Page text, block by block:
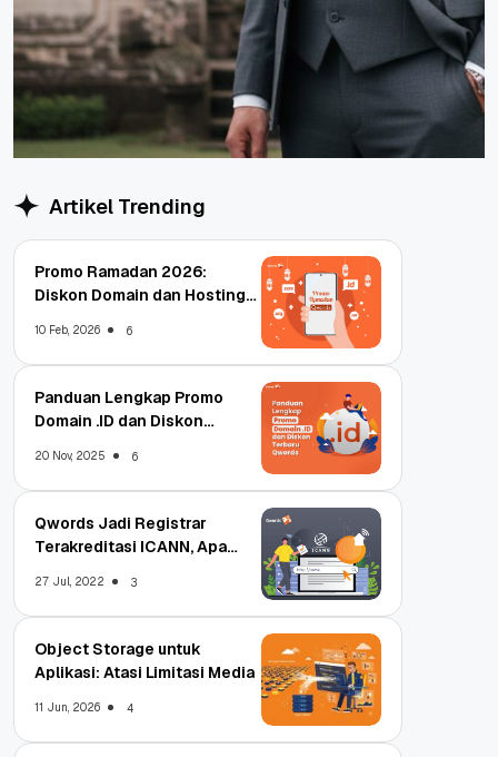
Artikel Trending
Promo Ramadan 2026:
Diskon Domain dan Hosting
10 Feb, 2026 6
Panduan Lengkap Promo
Domain .ID dan Diskon
20 Nov, 2025 6
Qwords Jadi Registrar
Terakreditasi ICANN, Apa
27 Jul, 2022 3
Object Storage untuk
Aplikasi: Atasi Limitasi Media
11 Jun, 2026 4